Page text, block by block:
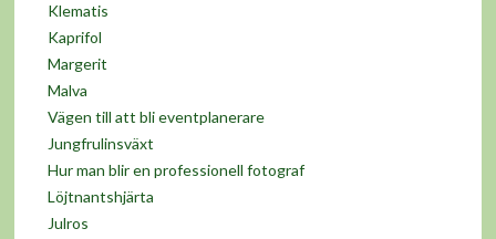
Klematis
Kaprifol
Margerit
Malva
Vägen till att bli eventplanerare
Jungfrulinsväxt
Hur man blir en professionell fotograf
Löjtnantshjärta
Julros